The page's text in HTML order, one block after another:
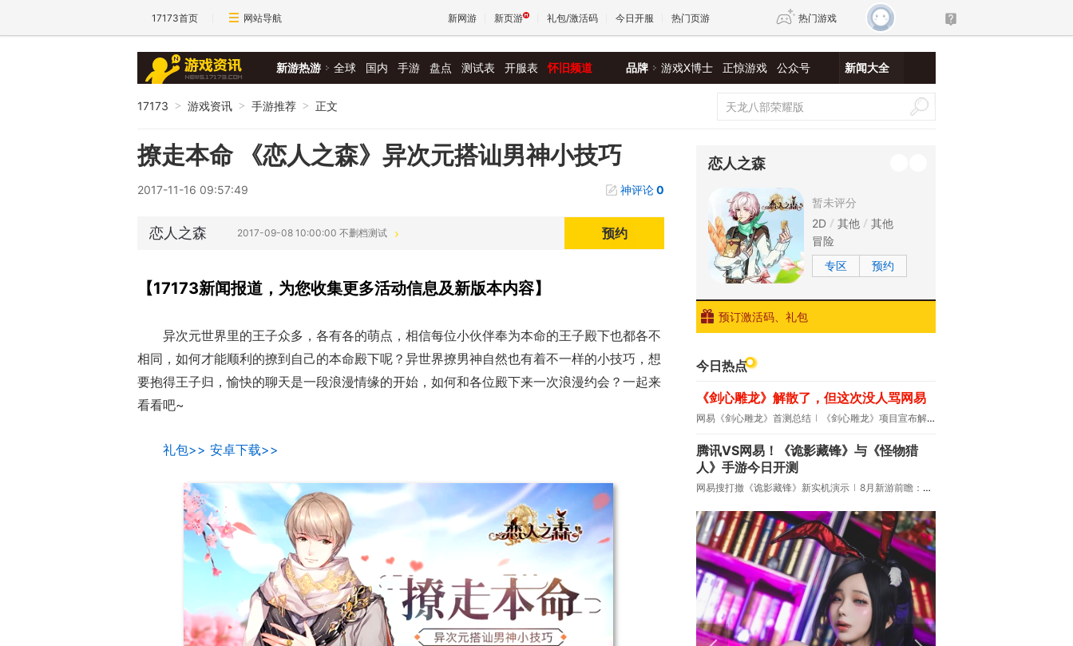
17173首页 网站导航 新网游 新页游 礼包/激活码 今日开服 热门页游 热门游戏
诛仙世界 新仙侠5
新游热游 全球 国内 手游 盘点 测试表 开服表 怀旧频道 品牌 游戏X博士 正惊游戏 公众号 新闻大全
17173 > 游戏资讯 > 手游推荐 > 正文
撩走本命 《恋人之森》异次元搭讪男神小技巧
2017-11-16 09:57:49 神评论0
恋人之森 2017-09-08 10:00:00 不删档测试 预约
【17173新闻报道，为您收集更多活动信息及新版本内容】
异次元世界里的王子众多，各有各的萌点，相信每位小伙伴奉为本命的王子殿下也都各不
相同，如何才能顺利的撩到自己的本命殿下呢？异世界撩男神自然也有着不一样的小技巧，想
要抱得王子归，愉快的聊天是一段浪漫情缘的开始，如何和各位殿下来一次浪漫约会？一起来
看看吧~
礼包>> 安卓下载>>
恋人之森
暂未评分
2D
其他
其他
冒险
专区
预约
预订激活码、礼包
今日热点
《剑心雕龙》解散了，但这次没人骂网易
网易《剑心雕龙》首测总结 《剑心雕龙》项目宣布解散
腾讯VS网易！《诡影藏锋》与《怪物猎
人》手游今日开测
网易搜打撤《诡影藏锋》新实机演示 8月新游前瞻：《诡秘之主》领衔